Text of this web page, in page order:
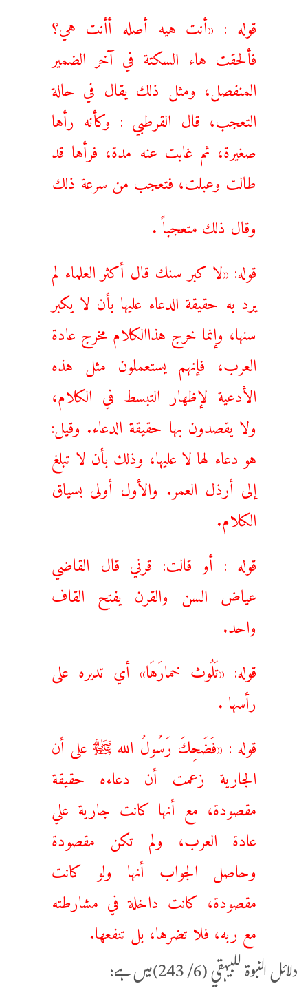
قوله : «أنت هيه أصله أأنت هي؟
فألحقت هاء السكتة في آخر الضمير
المنفصل، ومثل ذلك يقال في حالة
التعجب، قال القرطبي : وكأنه رأها
صغيرة، ثم غابت عنه مدة، فرأها قد
طالت وعبلت، فتعجب من سرعة ذلك
وقال ذلك متعجباً .
قوله: «لا كبر سنك قال أكثر العلماء لم
يرد به حقيقة الدعاء عليها بأن لا يكبر
سنها، وإنما خرج هذاالكلام مخرج عادة
العرب، فإنهم يستعملون مثل هذه
الأدعية لإظهار التبسط في الكلام،
ولا يقصدون بها حقيقة الدعاء. وقيل:
هو دعاء لها لا عليها، وذلك بأن لا تبلغ
إلى أرذل العمر. والأول أولى بسياق
الكلام.
قوله : أو قالت: قرني قال القاضي
عياض السن والقرن يفتح القاف
واحد.
قوله: «تَلُوث خمارَهَا» أي تديره على
رأسها .
قوله : «فَضَحِكَ رَسُولُ الله ﷺ على أن
الجارية زعمت أن دعاءه حقيقة
مقصودة، مع أنها كانت جارية علي
عادة العرب، ولم تكن مقصودة
وحاصل الجواب أنها ولو كانت
مقصودة، كانت داخلة في مشارطته
مع ربه، فلا تضرها، بل تنفعها.
دلائل النبوة للبيہقي (6/ 243)میں ہے: